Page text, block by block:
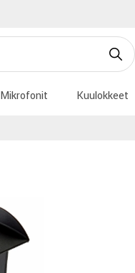
Mikrofonit Kuulokkeet